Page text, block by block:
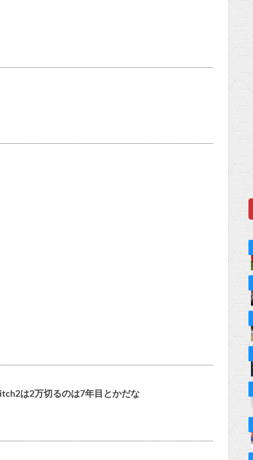
は2万切るのは7年目とかだな